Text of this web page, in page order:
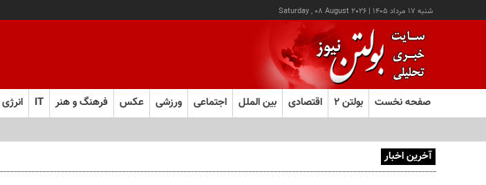
شنبه ۱۷ مرداد ۱۴۰۵ |
Saturday , 08 August 2026
صفحه نخست بولتن ۲ اقتصادی بین الملل اجتماعی ورزشی عکس فرهنگ و هنر IT انرژی
آخرین اخبار